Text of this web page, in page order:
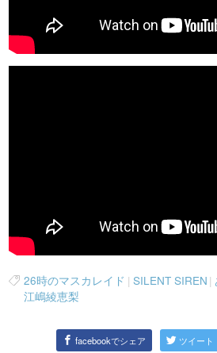
26時のマスカレイド | SILENT SIREN |
江嶋綾恵梨
facebookでシェア ツイート